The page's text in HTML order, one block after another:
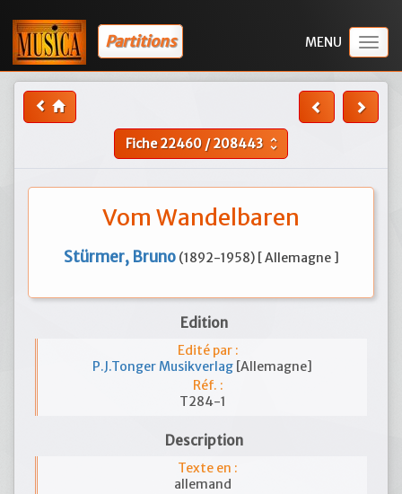
Partitions
Fiche22460 /208443 unfold_more
Vom Wandelbaren
Stürmer, Bruno (1892-1958) [ Allemagne ]
Edition
Edité par :
P.J.Tonger Musikverlag [Allemagne]
Réf. :
T284-1
Description
Texte en :
allemand